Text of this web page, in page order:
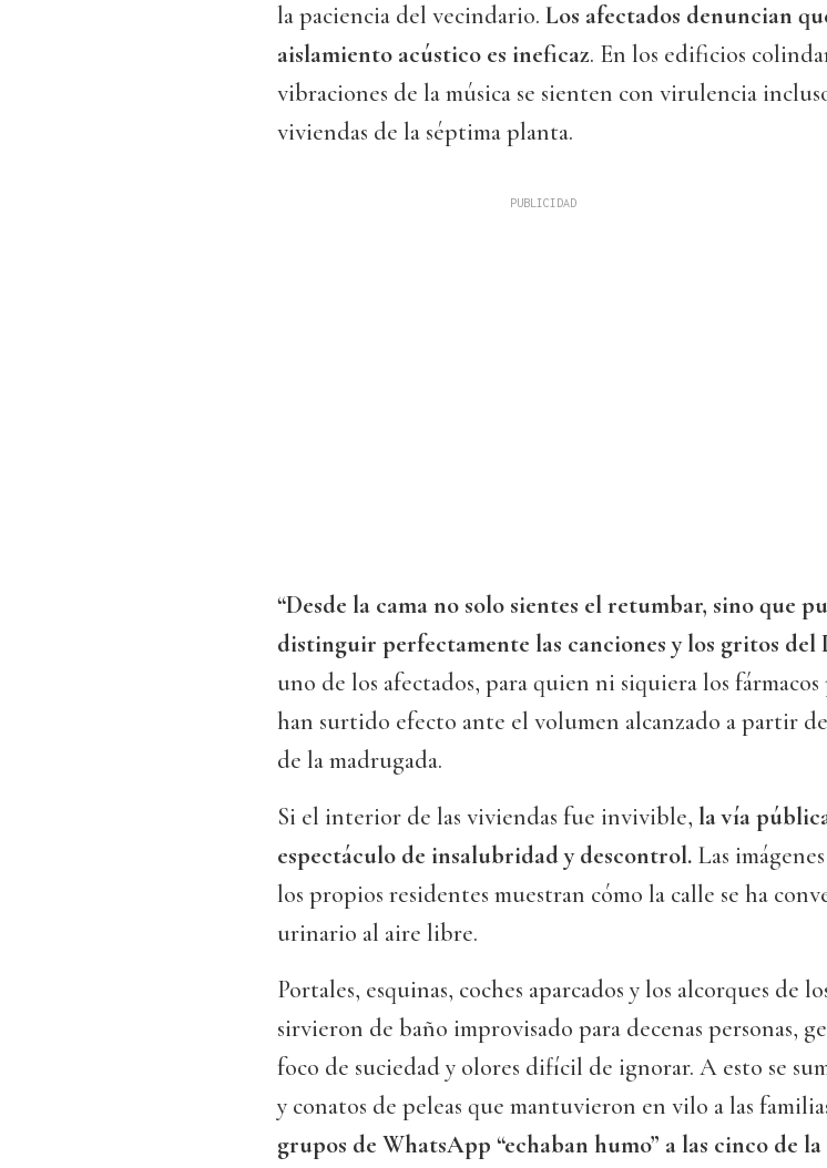
la paciencia del vecindario. Los afectados denuncian
aislamiento acústico es ineficaz. En los edificios
vibraciones de la música se sienten con virulencia
viviendas de la séptima planta.
“Desde la cama no solo sientes el retumbar, sino que
distinguir perfectamente las canciones y los gritos del
uno de los afectados, para quien ni siquiera los
han surtido efecto ante el volumen alcanzado a partir
de la madrugada.
Si el interior de las viviendas fue invivible, la vía
espectáculo de insalubridad y descontrol. Las
los propios residentes muestran cómo la calle se ha
urinario al aire libre.
Portales, esquinas, coches aparcados y los alcorques de
sirvieron de baño improvisado para decenas personas,
foco de suciedad y olores difícil de ignorar. A esto se
y conatos de peleas que mantuvieron en vilo a las
grupos de WhatsApp “echaban humo” a las cinco de la